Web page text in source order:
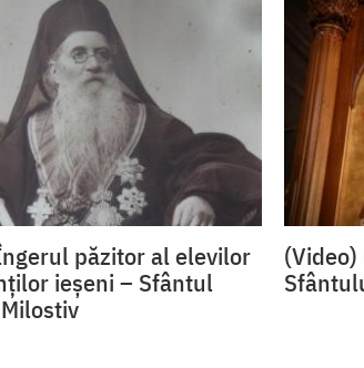
păzitor al elevilor
ieșeni – Sfântul